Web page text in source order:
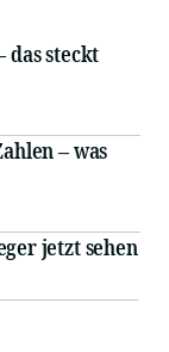
das steckt
– was
jetzt sehen